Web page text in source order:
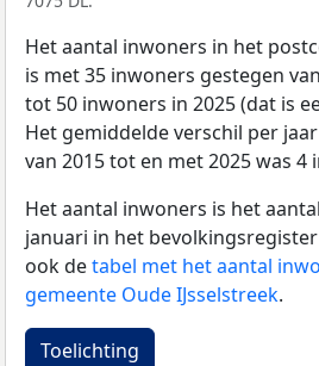
Het aantal inwoners in het
is met 35 inwoners gestegen
tot 50 inwoners in 2025 (dat is
Het gemiddelde verschil per
van 2015 tot en met 2025 was 4
Het aantal inwoners is het
januari in het
ook detabel met het aantal
gemeente Oude IJsselstreek.
Toelichting